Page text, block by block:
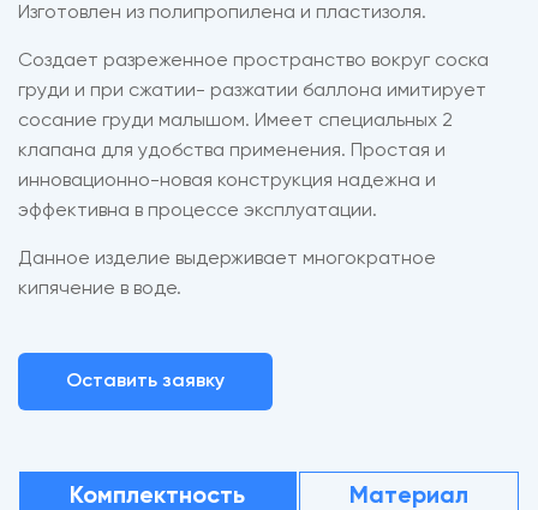
Изготовлен из полипропилена и пластизоля.
Создает разреженное пространство вокруг соска
груди и при сжатии- разжатии баллона имитирует
сосание груди малышом. Имеет специальных 2
клапана для удобства применения. Простая и
инновационно-новая конструкция надежна и
эффективна в процессе эксплуатации.
Данное изделие выдерживает многократное
кипячение в воде.
Оставить заявку
Комплектность Материал